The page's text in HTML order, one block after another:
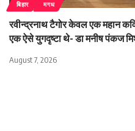
बिहार मगध
रवीन्द्रनाथ टैगोर केवल एक महान
एक ऐसे युगदृष्टा थे- डा मनीष पंकज
August 7, 2026